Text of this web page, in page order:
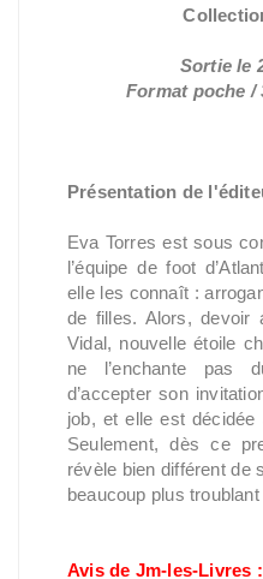
Sortie le
Format poche /
Présentation de
Eva Torres est sous
l’équipe de foot
elle les connaît :
de filles. Alors, devoir
Vidal, nouvelle étoile
ne l’enchante pas
d’accepter son
job, et elle est décidée
Seulement, dès ce
révèle bien différent de
beaucoup plus
Avis de Jm-les-Livres :